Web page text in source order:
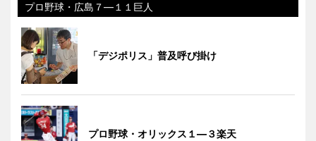
プロ野球・広島７―１１巨人
「デジポリス」普及呼び掛け
プロ野球・オリックス１―３楽天